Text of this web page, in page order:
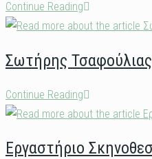
Θεάτρου
Continue ReadingΣχολείο
ΑΡΙΣΤΟΦΑΝΗΣ
Λ.
Γ.
Στόλλας
Σωτήρης
Continue ReadingΣωτήρης
Τσαφούλιας
5min
Εργαστήριο